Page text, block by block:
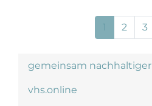
gemeinsam nachhaltiger
vhs.online
1 2 3